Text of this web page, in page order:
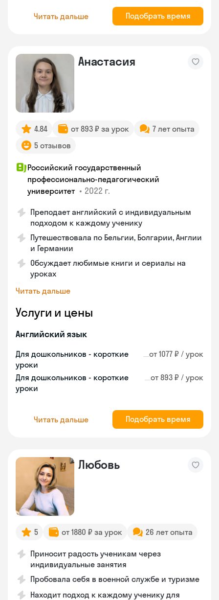
Читать дальше Подобрать время
Анастасия
4.84 от 893 ₽ за урок
7 лет опыта
5 отзывов
Российский государственный
профессионально-педагогический
университет • 2022 г.
Преподает английский с индивидуальным
подходом к каждому ученику
Путешествовала по Бельгии, Болгарии, Англии
и Германии
Обсуждает любимые книги и сериалы на
уроках
Читать дальше
Услуги и цены
Английский язык
Для дошкольников - короткие
уроки
от 1077 ₽ / урок
Для дошкольников - короткие
уроки
от 893 ₽ / урок
Читать дальше Подобрать время
Любовь
5 от 1880 ₽ за урок 26 лет опыта
Приносит радость ученикам через
индивидуальные занятия
Пробовала себя в военной службе и туризме
Находит подход к каждому ученику для